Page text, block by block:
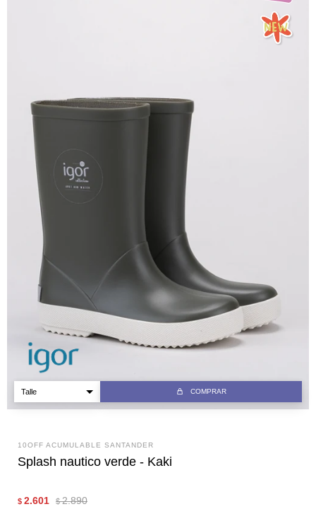
COMPRAR
10OFF ACUMULABLE SANTANDER
Splash nautico verde - Kaki
$ 2.601 $ 2.890